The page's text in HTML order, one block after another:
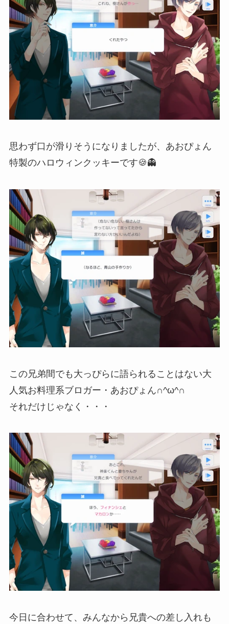
思わず口が滑りそうになりましたが、あおぴょん
特製のハロウィンクッキーです🍪👻
この兄弟間でも大っぴらに語られることはない大
人気お料理系ブロガー・あおぴょん∩^ω^∩
それだけじゃなく・・・
今日に合わせて、みんなから兄貴への差し入れも